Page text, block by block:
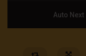
Auto Next